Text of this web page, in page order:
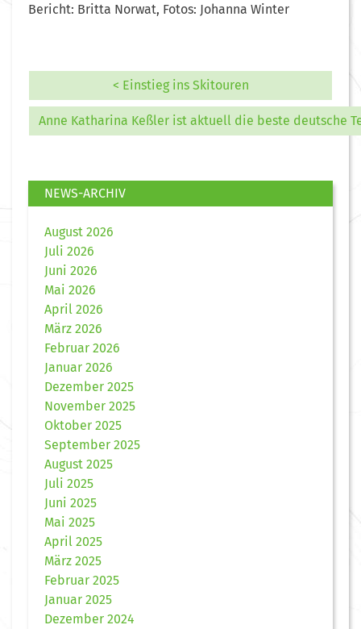
Bericht: Britta Norwat, Fotos: Johanna Winter
< Einstieg ins Skitouren
Anne Katharina Keßler ist aktuell die beste deutsche
NEWS-ARCHIV
August 2026
Juli 2026
Juni 2026
Mai 2026
April 2026
März 2026
Februar 2026
Januar 2026
Dezember 2025
November 2025
Oktober 2025
September 2025
August 2025
Juli 2025
Juni 2025
Mai 2025
April 2025
März 2025
Februar 2025
Januar 2025
Dezember 2024